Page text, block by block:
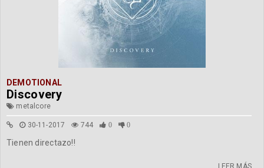
DEMOTIONAL
Discovery
metalcore
30-11-2017 744 0 0
Tienen directazo!!
LEER MÁS